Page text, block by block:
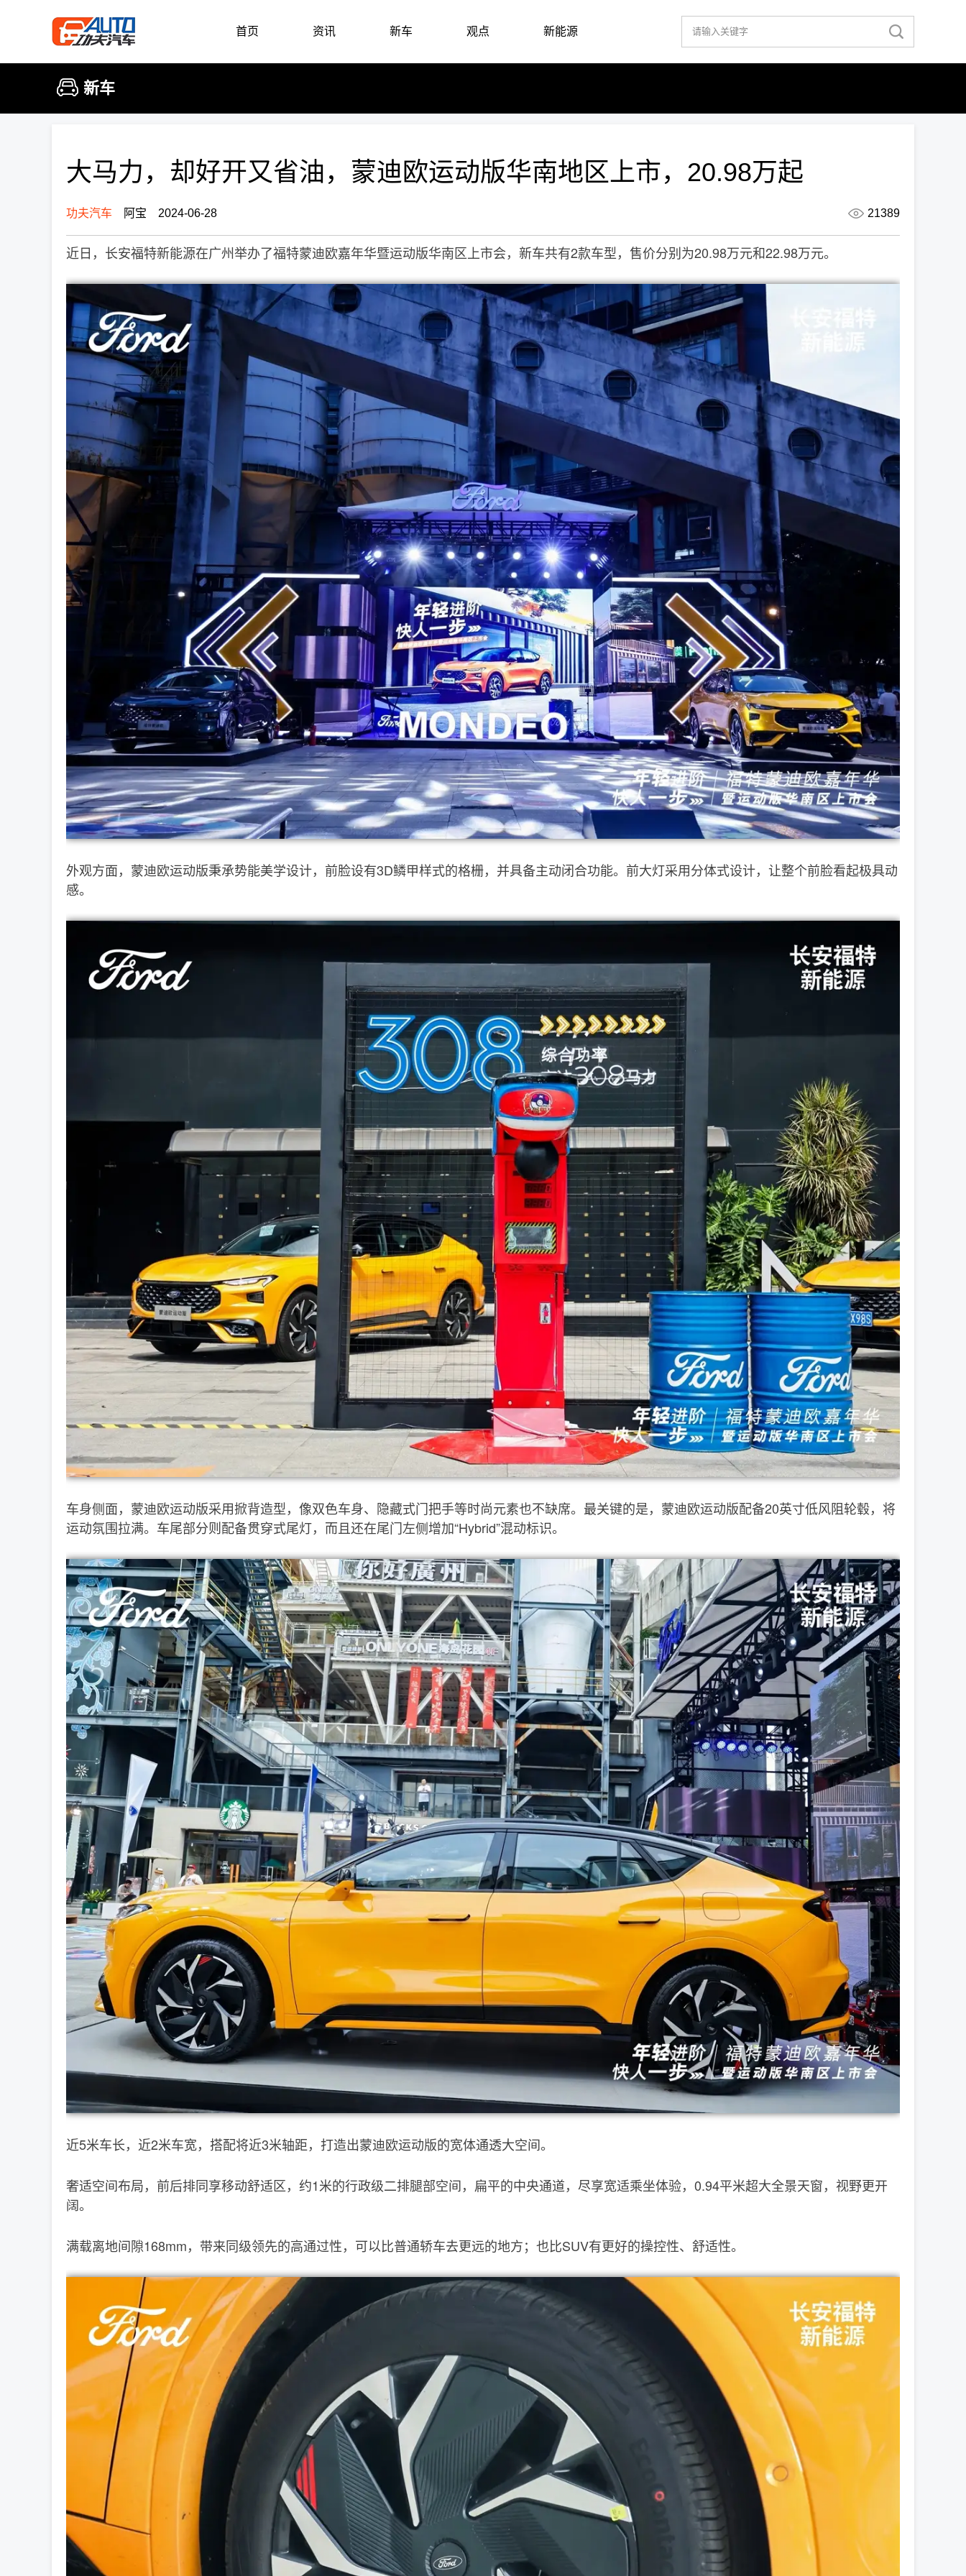
首页 资讯 新车 观点 新能源
新车
大马力，却好开又省油，蒙迪欧运动版华南地区上市，20.98万起
功夫汽车 阿宝 2024-06-28 21389
近日，长安福特新能源在广州举办了福特蒙迪欧嘉年华暨运动版华南区上市会，新车共有2款车型，售价分别为20.98万元和22.98万元。
外观方面，蒙迪欧运动版秉承势能美学设计，前脸设有3D鳞甲样式的格栅，并具备主动闭合功能。前大灯采用分体式设计，让整个前脸看起极具动
感。
车身侧面，蒙迪欧运动版采用掀背造型，像双色车身、隐藏式门把手等时尚元素也不缺席。最关键的是，蒙迪欧运动版配备20英寸低风阻轮毂，将
运动氛围拉满。车尾部分则配备贯穿式尾灯，而且还在尾门左侧增加“Hybrid”混动标识。
近5米车长，近2米车宽，搭配将近3米轴距，打造出蒙迪欧运动版的宽体通透大空间。
奢适空间布局，前后排同享移动舒适区，约1米的行政级二排腿部空间，扁平的中央通道，尽享宽适乘坐体验，0.94平米超大全景天窗，视野更开
阔。
满载离地间隙168mm，带来同级领先的高通过性，可以比普通轿车去更远的地方；也比SUV有更好的操控性、舒适性。